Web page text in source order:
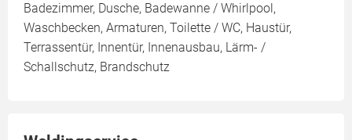
Badezimmer, Dusche, Badewanne / Whirlpool,
Waschbecken, Armaturen, Toilette / WC, Haustür,
Terrassentür, Innentür, Innenausbau, Lärm- /
Schallschutz, Brandschutz